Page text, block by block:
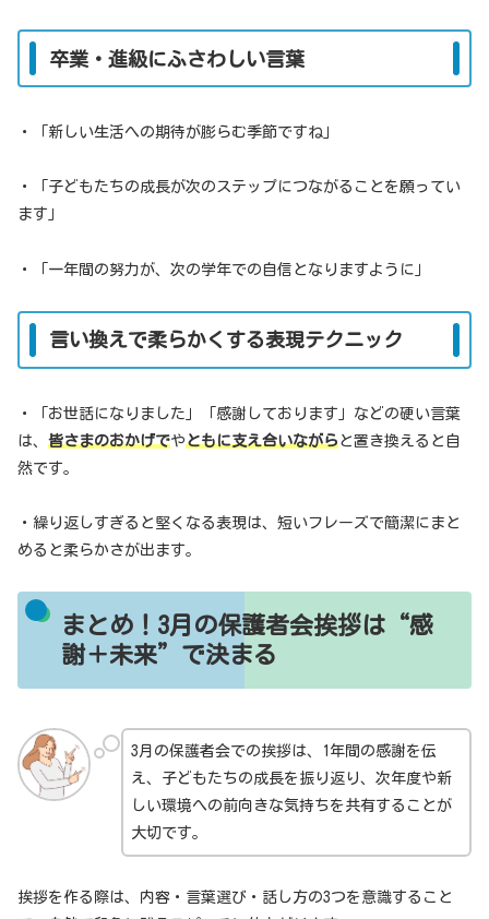
卒業・進級にふさわしい言葉
・「新しい生活への期待が膨らむ季節ですね」
・「子どもたちの成長が次のステップにつながることを願ってい
ます」
・「一年間の努力が、次の学年での自信となりますように」
言い換えで柔らかくする表現テクニック
・「お世話になりました」「感謝しております」などの硬い言葉
は、 皆さまのおかげでやともに支え合いながらと置き換えると自
然です。
・繰り返しすぎると堅くなる表現は、短いフレーズで簡潔にまと
めると柔らかさが出ます。
まとめ！3月の保護者会挨拶は“感
謝＋未来”で決まる
3月の保護者会での挨拶は、1年間の感謝を伝
え、子どもたちの成長を振り返り、次年度や新
しい環境への前向きな気持ちを共有することが
大切です。
挨拶を作る際は、内容・言葉選び・話し方の3つを意識すること